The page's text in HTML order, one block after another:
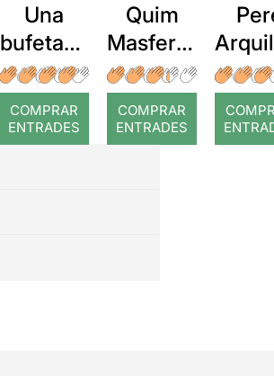
Una
bufetada
a temps
COMPRAR
ENTRADES
Quim
Masferre
r: Temps
COMPRAR
ENTRADES
: